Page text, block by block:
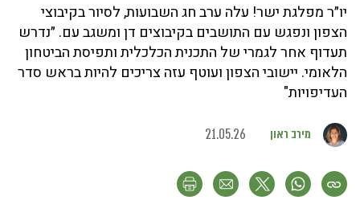
יו״ר מפלגת ישר! עלה ערב חג השבועות, לסיור בקיבוצי
הצפון ונפגש עם התושבים בקיבוצים דן ומשגב עם. ״נדרש
תעדוף אחר לגמרי של התכנית הכלכלית ותפיסת הביטחון
הלאומי. יישובי הצפון ועוטף עזה צריכים להיות בראש סדר
העדיפויות"
מירב ראון 21.05.26